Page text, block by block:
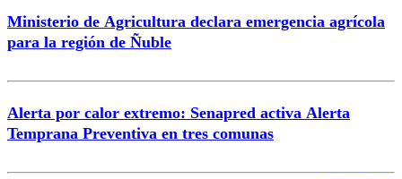
Ministerio de Agricultura declara emergencia agrícola
para la región de Ñuble
Alerta por calor extremo: Senapred activa Alerta
Temprana Preventiva en tres comunas